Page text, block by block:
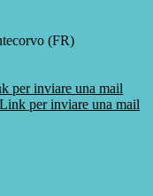
(FR)
per inviare una mail
Link per inviare una mail